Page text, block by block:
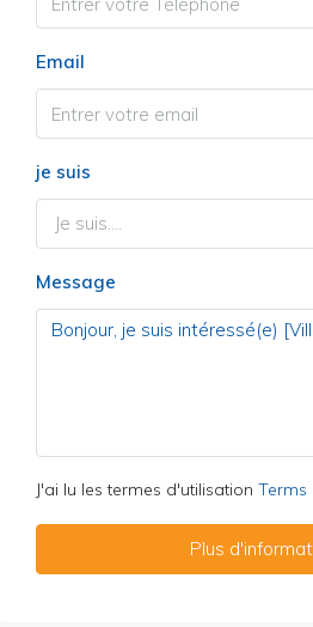
Email
je suis
Je suis....
Message
J'ai lu les termes d'utilisation Terms
Plus